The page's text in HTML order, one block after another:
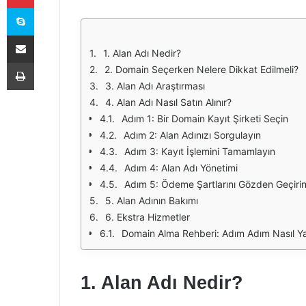
1. Alan Adı Nedir?
2. Domain Seçerken Nelere Dikkat Edilmeli?
3. Alan Adı Araştırması
4. Alan Adı Nasıl Satın Alınır?
Adım 1: Bir Domain Kayıt Şirketi Seçin
Adım 2: Alan Adınızı Sorgulayın
Adım 3: Kayıt İşlemini Tamamlayın
Adım 4: Alan Adı Yönetimi
Adım 5: Ödeme Şartlarını Gözden Geçirin
5. Alan Adının Bakımı
6. Ekstra Hizmetler
Domain Alma Rehberi: Adım Adım Nasıl
1. Alan Adı Nedir?
Skype
E-Posta ile paylaş